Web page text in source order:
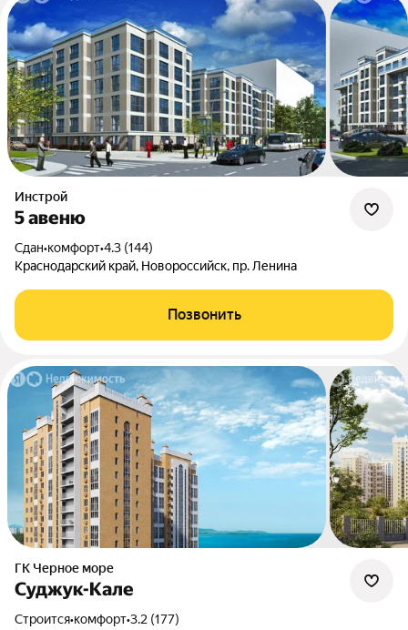
Инстрой
5 авеню
Сдан•комфорт•4.3 (144)
Краснодарский край, Новороссийск, пр. Ленина
Позвонить
ГК Черное море
Суджук-Кале
Строится•комфорт•3.2 (177)